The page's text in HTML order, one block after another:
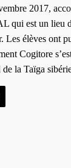
2017,
qui est un lieu
Les élèves
Cogitore
de la Taïga